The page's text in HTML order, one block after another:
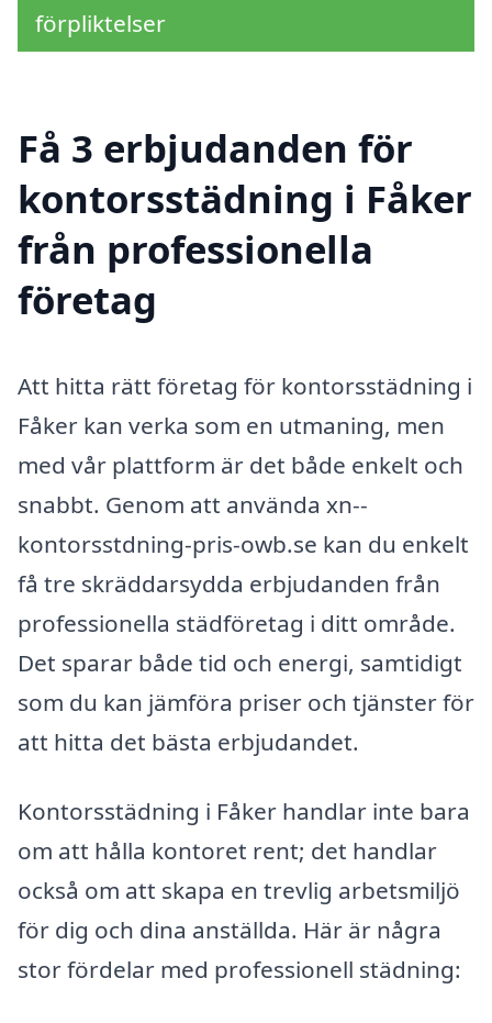
förpliktelser
Få 3 erbjudanden för
kontorsstädning i Fåker
från professionella
företag
Att hitta rätt företag för kontorsstädning i
Fåker kan verka som en utmaning, men
med vår plattform är det både enkelt och
snabbt. Genom att använda xn--
kontorsstdning-pris-owb.se kan du enkelt
få tre skräddarsydda erbjudanden från
professionella städföretag i ditt område.
Det sparar både tid och energi, samtidigt
som du kan jämföra priser och tjänster för
att hitta det bästa erbjudandet.
Kontorsstädning i Fåker handlar inte bara
om att hålla kontoret rent; det handlar
också om att skapa en trevlig arbetsmiljö
för dig och dina anställda. Här är några
stor fördelar med professionell städning: